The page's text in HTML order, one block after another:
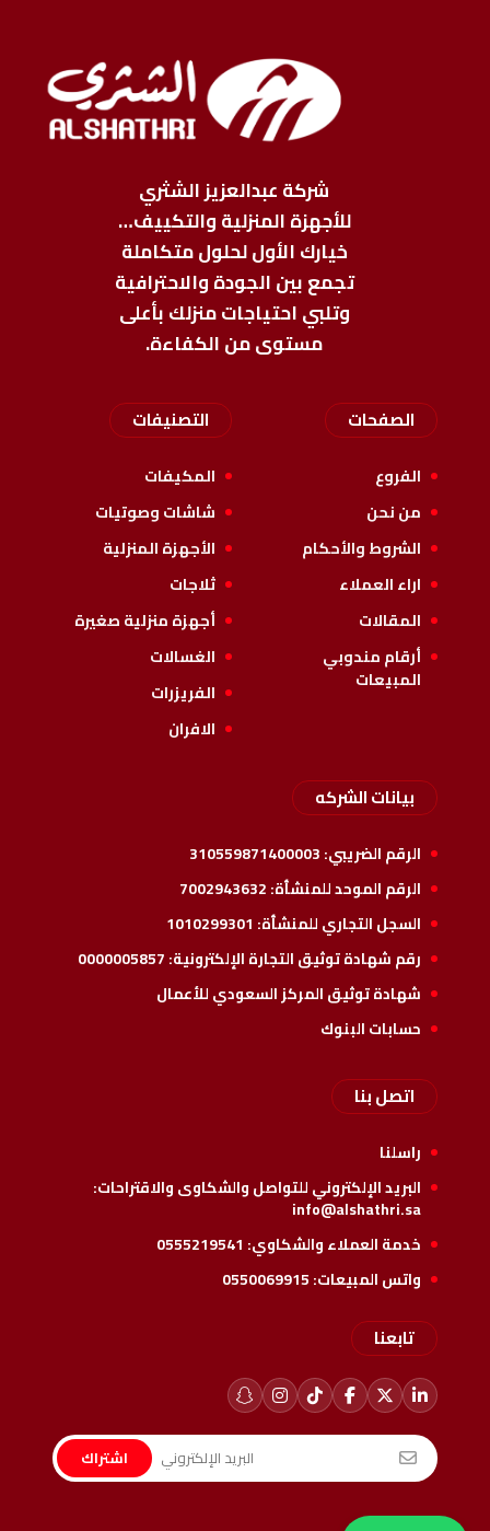
شركة عبدالعزيز الشثري
للأجهزة المنزلية والتكييف…
خيارك الأول لحلول متكاملة
تجمع بين الجودة والاحترافية
وتلبي احتياجات منزلك بأعلى
مستوى من الكفاءة.
الصفحات
الفروع
من نحن
الشروط والأحكام
اراء العملاء
المقالات
أرقام مندوبي
المبيعات
التصنيفات
المكيفات
شاشات وصوتيات
الأجهزة المنزلية
ثلاجات
أجهزة منزلية صغيرة
الغسالات
الفريزرات
الافران
بيانات الشركه
الرقم الضريبي:310559871400003
الرقم الموحد للمنشأة:7002943632
السجل التجاري للمنشأة: 1010299301
رقم شهادة توثيق التجارة الإلكترونية:0000005857
شهادة توثيق المركز السعودي للأعمال
حسابات البنوك
اتصل بنا
راسلنا
البريد الإلكتروني للتواصل والشكاوى والاقتراحات:
info@alshathri.sa
خدمة العملاء والشكاوي: 0555219541
واتس المبيعات:0550069915
تابعنا
اشتراك